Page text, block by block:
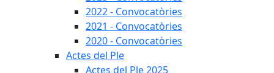
2022 - Convocatòries
2021 - Convocatòries
2020 - Convocatòries
Actes del Ple
Actes del Ple 2025